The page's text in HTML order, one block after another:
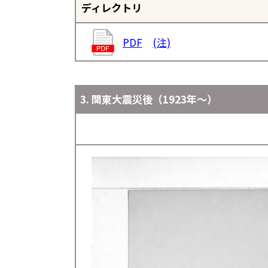
ディレクトリ
PDF (注)
3. 関東大震災後（1923年～）